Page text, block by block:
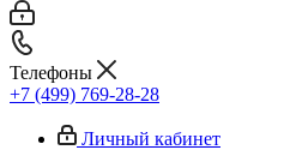
Телефоны
+7 (499) 769-28-28
Личный кабинет